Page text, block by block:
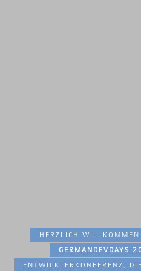
HERZLICH
GERMANDEVDAYS
ENTWICKLERKONFERENZ,